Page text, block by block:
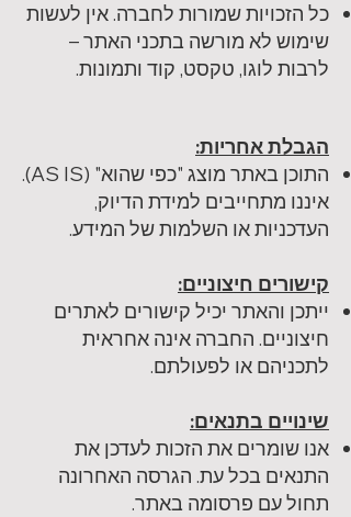
כל הזכויות שמורות לחברה. אין לעשות
שימוש לא מורשה בתכני האתר –
לרבות לוגו, טקסט, קוד ותמונות.
הגבלת אחריות:
התוכן באתר מוצג "כפי שהוא" (AS IS).
איננו מתחייבים למידת הדיוק,
העדכניות או השלמות של המידע.
קישורים חיצוניים:
ייתכן והאתר יכיל קישורים לאתרים
חיצוניים. החברה אינה אחראית
לתכניהם או לפעולתם.
שינויים בתנאים:
אנו שומרים את הזכות לעדכן את
התנאים בכל עת. הגרסה האחרונה
תחול עם פרסומה באתר.